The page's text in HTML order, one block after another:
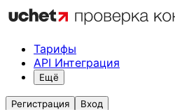
Тарифы
API Интеграция
Ещё
Регистрация Вход